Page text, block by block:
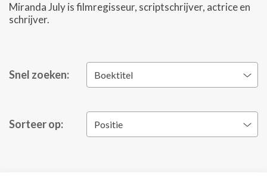
Miranda July is filmregisseur, scriptschrijver, actrice en
schrijver.
Snel zoeken: Boektitel
Sorteer op: Positie